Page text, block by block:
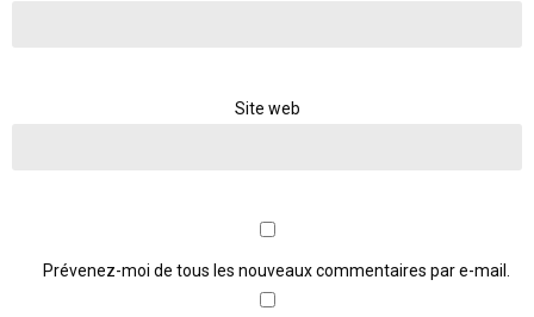
Site web
Prévenez-moi de tous les nouveaux commentaires par e-mail.